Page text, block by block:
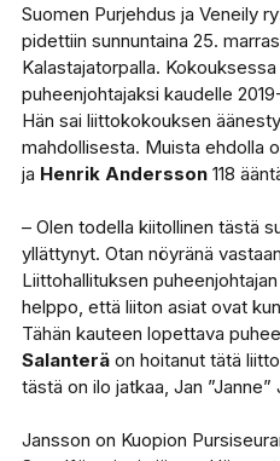
Suomen Purjehdus ja Veneily
pidettiin sunnuntaina 25.
Kalastajatorpalla.
puheenjohtajaksi kaudelle
Hän sai liittokokouksen
mahdollisesta. Muista ehdolla
ja Henrik Andersson118
– Olen todella kiitollinen tästä
yllättynyt. Otan nöyränä
Liittohallituksen
helppo, että liiton asiat ovat
Tähän kauteen lopettava
Salanteräon hoitanut tätä
tästä on ilo jatkaa, Jan
Jansson on Kuopion